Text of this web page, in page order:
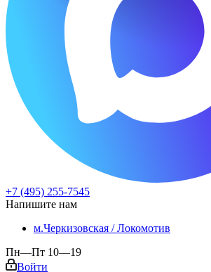
+7 (495) 255-7545
Напишите нам
м.Черкизовская / Локомотив
Пн—Пт 10—19
Войти